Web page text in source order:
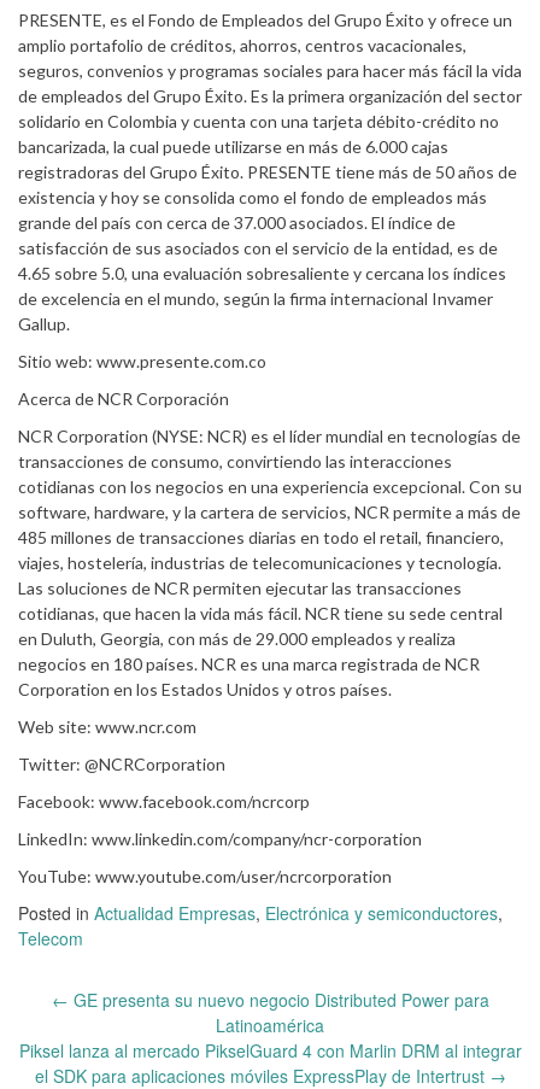
PRESENTE, es el Fondo de Empleados del Grupo Éxito y ofrece un
amplio portafolio de créditos, ahorros, centros vacacionales,
seguros, convenios y programas sociales para hacer más fácil la vida
de empleados del Grupo Éxito. Es la primera organización del sector
solidario en Colombia y cuenta con una tarjeta débito-crédito no
bancarizada, la cual puede utilizarse en más de 6.000 cajas
registradoras del Grupo Éxito. PRESENTE tiene más de 50 años de
existencia y hoy se consolida como el fondo de empleados más
grande del país con cerca de 37.000 asociados. El índice de
satisfacción de sus asociados con el servicio de la entidad, es de
4.65 sobre 5.0, una evaluación sobresaliente y cercana los índices
de excelencia en el mundo, según la firma internacional Invamer
Gallup.
Sitio web: www.presente.com.co
Acerca de NCR Corporación
NCR Corporation (NYSE: NCR) es el líder mundial en tecnologías de
transacciones de consumo, convirtiendo las interacciones
cotidianas con los negocios en una experiencia excepcional. Con su
software, hardware, y la cartera de servicios, NCR permite a más de
485 millones de transacciones diarias en todo el retail, financiero,
viajes, hostelería, industrias de telecomunicaciones y tecnología.
Las soluciones de NCR permiten ejecutar las transacciones
cotidianas, que hacen la vida más fácil. NCR tiene su sede central
en Duluth, Georgia, con más de 29.000 empleados y realiza
negocios en 180 países. NCR es una marca registrada de NCR
Corporation en los Estados Unidos y otros países.
Web site: www.ncr.com
Twitter: @NCRCorporation
Facebook: www.facebook.com/ncrcorp
LinkedIn: www.linkedin.com/company/ncr-corporation
YouTube: www.youtube.com/user/ncrcorporation
Posted in Actualidad Empresas, Electrónica y semiconductores,
Telecom
Post← GE presenta su nuevo negocio Distributed Power para
Latinoamérica
Piksel lanza al mercado PikselGuard 4 con Marlin DRM al integrar
el SDK para aplicaciones móviles ExpressPlay de Intertrust →